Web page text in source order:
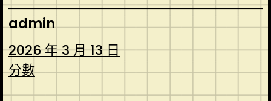
admin
2026 年 3 月 13 日
分數